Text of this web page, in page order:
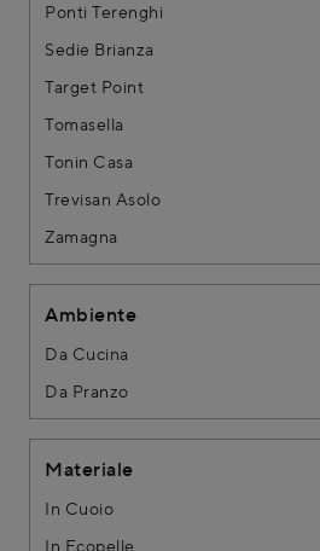
Ponti Terenghi
Sedie Brianza
Target Point
Tomasella
Tonin Casa
Trevisan Asolo
Zamagna
Ambiente
Da Cucina
Da Pranzo
Materiale
In Cuoio
In Ecopelle